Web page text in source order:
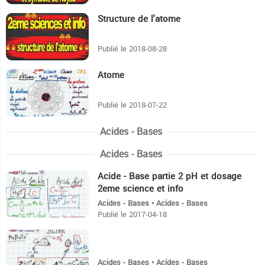
11:28 Structure de l'atome
Publié le 2018-08-28
12:22 Atome
Publié le 2018-07-22
Acides - Bases
Acides - Bases
9:6 Acide - Base partie 2 pH et dosage
2eme science et info
Acides - Bases • Acides - Bases
Publié le 2017-04-18
14:58